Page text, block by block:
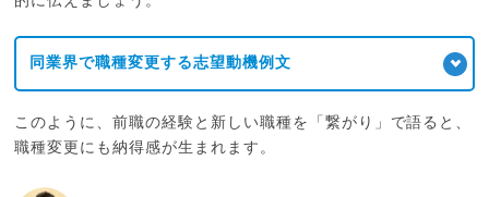
同業界で職種変更する志望動機例文
このように、前職の経験と新しい職種を「繋がり」で語ると、
職種変更にも納得感が生まれます。